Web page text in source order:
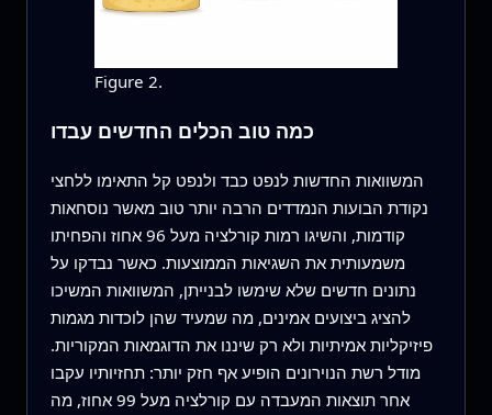
Figure 2.
כמה טוב הכלים החדשים עבדו
המשוואות החדשות לנפט כבד ולנפט קל התאימו ללחצי
נקודת הבועות הנמדדים הרבה יותר טוב מאשר נוסחאות
קודמות, והשיגו רמות קורלציה מעל 96 אחוז והפחיתו
משמעותית את השגיאות הממוצעות. כאשר נבדקו על
נתונים חדשים שלא שימשו לבנייתן, המשוואות המשיכו
להציג ביצועים אמינים, מה שמעיד שהן לוכדות מגמות
פיזיקליות אמיתיות ולא רק שיננו את הדוגמאות המקוריות.
מודל רשת הנוירונים הופיע אף חזק יותר: תחזיותיו עקבו
אחר תוצאות המעבדה עם קורלציה מעל 99 אחוז, מה